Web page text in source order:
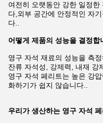
여전히 오랫동안 강한 일정
다,외부 공간에 안정적인 자
다..
어떻게 제품의 성능을 결정합
영구 자석 재료의 성능을 측
잔류 자석성, 강제력, 내재 강
영구 자석 페리트는 높은 강
화하기가 쉽지 않습니다..
우리가 생산하는 영구 자석